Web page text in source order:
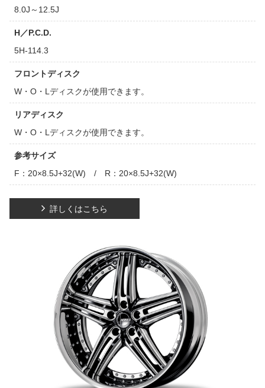
8.0J～12.5J
H／P.C.D.
5H-114.3
フロントディスク
W・O・Lディスクが使用できます。
リアディスク
W・O・Lディスクが使用できます。
参考サイズ
F：20×8.5J+32(W) / R：20×8.5J+32(W)
詳しくはこちら